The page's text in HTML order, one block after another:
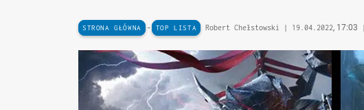
STRONA GŁÓWNA - TOP LISTA Robert Chełstowski | 19.04.2022, 17:03